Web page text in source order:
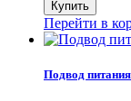
Перейти в
Подвод